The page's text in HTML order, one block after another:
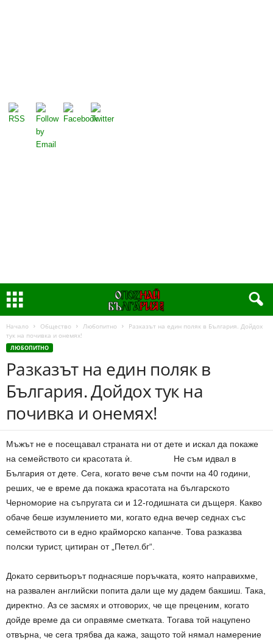
Начало Общество Любопитно
Разказът на един поляк в България. Дойдох
тук на почивка и онемях!
ЛЮБОПИТНО
Разказът на един поляк в
България. Дойдох тук на
почивка и онемях!
Мъжът не е посещавал страната ни от дете и искал да покаже
на семейството си красотата ѝ. Не съм идвал в
България от дете. Сега, когато вече съм почти на 40 години,
реших, че е време да покажа красотата на българското
Черноморие на съпругата си и 12-годишната си дъщеря. Какво
обаче беше изумлението ми, когато една вечер седнах със
семейството си в едно крайморско капанче. Това разказва
полски турист, цитиран от „Петел.бг“.
Докато сервитьорът поднасяше поръчката, която направихме,
на развален английски попита дали ще му дадем бакшиш. Така,
директно. Аз се засмях и отговорих, че ще преценим, когато
дойде време да си оправяме сметката. Тогава той нацупено
отвърна, че сега трябва да кажа, защото той нямал намерение